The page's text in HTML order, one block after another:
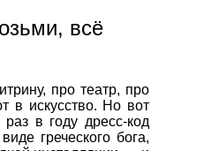
всё
про театр, про
в искусство. Но вот
раз в году дресс-код
греческого бога,